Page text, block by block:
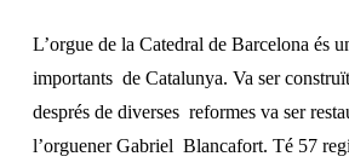
L’orgue de la Catedral de Barcelona és
importants de Catalunya. Va ser
després de diverses reformes va ser
l’orguener Gabriel Blancafort. Té 57